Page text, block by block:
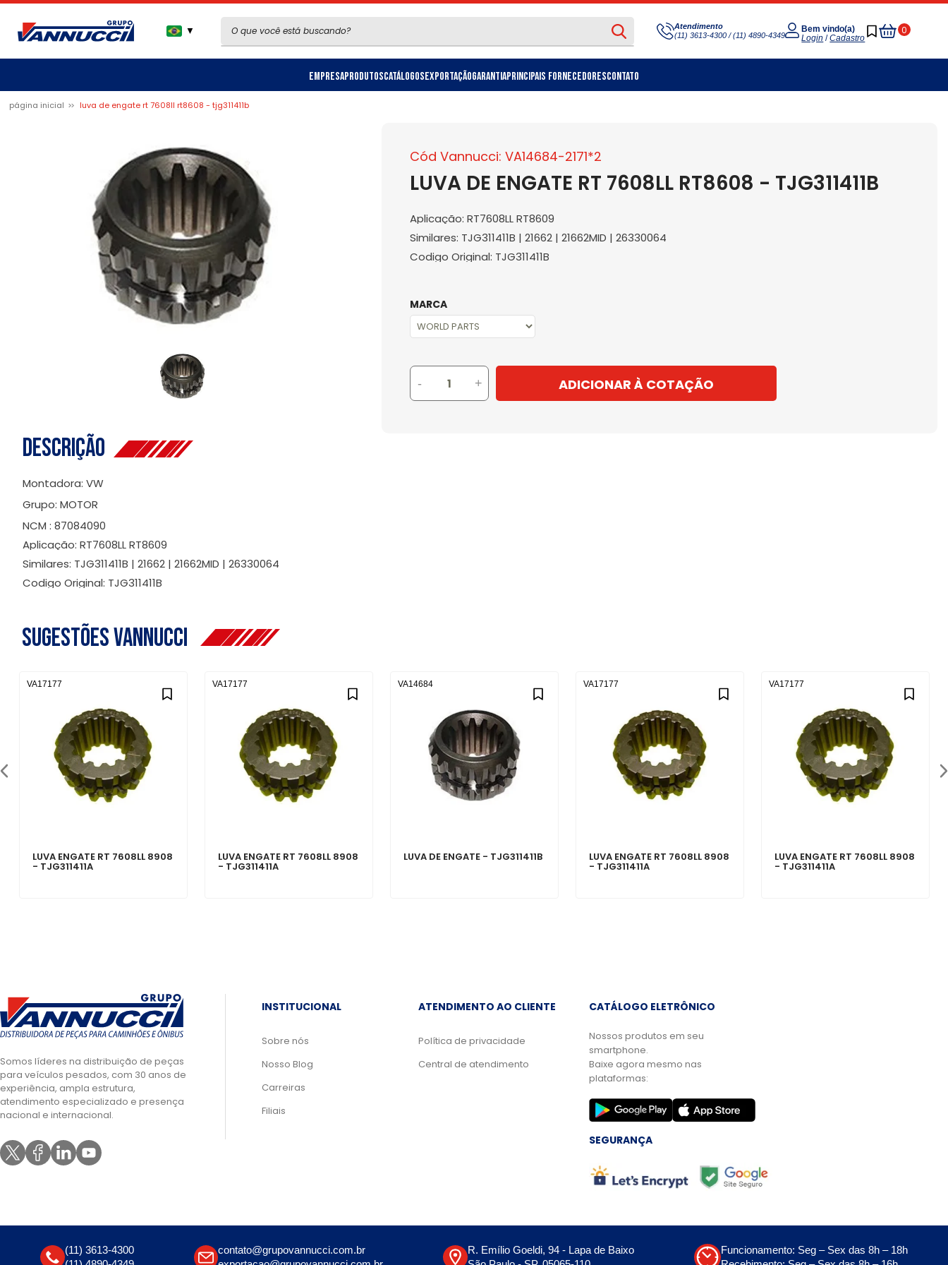
▼
Atendimento
(11) 3613-4300 / (11) 4890-4349
Bem vindo(a)
Login /Cadastro
0
Meu
Carrinho
EmpresaProdutosCatálogosExportaçãoGarantiaPrincipais FornecedoresContato
página inicial luva de engate rt 7608ll rt8608 - tjg311411b
Cód Vannucci: VA14684-2171*2
LUVA DE ENGATE RT 7608LL RT8608 - TJG311411B
Aplicação: RT7608LL RT8609
Similares: TJG311411B | 21662 | 21662MID | 26330064
Codigo Original: TJG311411B
MARCA
- + ADICIONAR À COTAÇÃO
Descrição
Montadora: VW
Grupo: MOTOR
NCM : 87084090
Aplicação: RT7608LL RT8609
Similares: TJG311411B | 21662 | 21662MID | 26330064
Codigo Original: TJG311411B
Sugestões Vannucci
LUVA ENGATE RT 7608LL 8908
- TJG311411A
VA17177
LUVA ENGATE RT 7608LL 8908
- TJG311411A
VA17177
LUVA DE ENGATE - TJG311411B
VA14684
LUVA ENGATE RT 7608LL 8908
- TJG311411A
VA17177
LUVA ENGATE RT 7608LL 8908
- TJG311411A
VA17177
Somos líderes na distribuição de peças
para veículos pesados, com 30 anos de
experiência, ampla estrutura,
atendimento especializado e presença
nacional e internacional.
INSTITUCIONAL
Sobre nós
Nosso Blog
Carreiras
Filiais
ATENDIMENTO AO CLIENTE
Política de privacidade
Central de atendimento
CATÁLOGO ELETRÔNICO
Nossos produtos em seu
smartphone.
Baixe agora mesmo nas
plataformas:
SEGURANÇA
(11) 3613-4300
contato@grupovannucci.com.br
R. Emílio Goeldi, 94 - Lapa de Baixo
Funcionamento: Seg – Sex das 8h – 18h